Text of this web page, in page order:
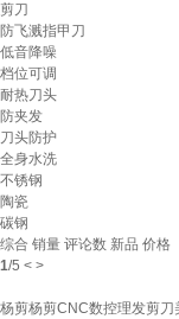
剪刀
防飞溅指甲刀
低音降噪
档位可调
耐热刀头
防夹发
刀头防护
全身水洗
不锈钢
陶瓷
碳钢
综合 销量 评论数 新品 价格
1/5 < >
杨剪杨剪CNC数控理发剪